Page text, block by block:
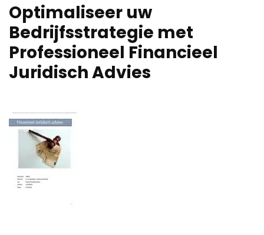
Optimaliseer uw
Bedrijfsstrategie met
Professioneel Financieel
Juridisch Advies